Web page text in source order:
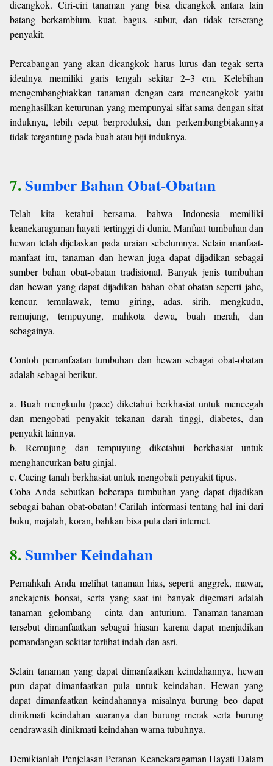
dicangkok. Ciri-ciri tanaman yang bisa dicangkok antara lain
batang berkambium, kuat, bagus, subur, dan tidak terserang
penyakit.
Percabangan yang akan dicangkok harus lurus dan tegak serta
idealnya memiliki garis tengah sekitar 2–3 cm. Kelebihan
mengembangbiakkan tanaman dengan cara mencangkok yaitu
menghasilkan keturunan yang mempunyai sifat sama dengan sifat
induknya, lebih cepat berproduksi, dan perkembangbiakannya
tidak tergantung pada buah atau biji induknya.
7.Sumber Bahan Obat-Obatan
Telah kita ketahui bersama, bahwa Indonesia memiliki
keanekaragaman hayati tertinggi di dunia. Manfaat tumbuhan dan
hewan telah dijelaskan pada uraian sebelumnya. Selain manfaat-
manfaat itu, tanaman dan hewan juga dapat dijadikan sebagai
sumber bahan obat-obatan tradisional. Banyak jenis tumbuhan
dan hewan yang dapat dijadikan bahan obat-obatan seperti jahe,
kencur, temulawak, temu giring, adas, sirih, mengkudu,
remujung, tempuyung, mahkota dewa, buah merah, dan
sebagainya.
Contoh pemanfaatan tumbuhan dan hewan sebagai obat-obatan
adalah sebagai berikut.
a. Buah mengkudu (pace) diketahui berkhasiat untuk mencegah
dan mengobati penyakit tekanan darah tinggi, diabetes, dan
penyakit lainnya.
b. Remujung dan tempuyung diketahui berkhasiat untuk
menghancurkan batu ginjal.
c. Cacing tanah berkhasiat untuk mengobati penyakit tipus.
Coba Anda sebutkan beberapa tumbuhan yang dapat dijadikan
sebagai bahan obat-obatan! Carilah informasi tentang hal ini dari
buku, majalah, koran, bahkan bisa pula dari internet.
8.Sumber Keindahan
Pernahkah Anda melihat tanaman hias, seperti anggrek, mawar,
anekajenis bonsai, serta yang saat ini banyak digemari adalah
tanaman gelombang cinta dan anturium. Tanaman-tanaman
tersebut dimanfaatkan sebagai hiasan karena dapat menjadikan
pemandangan sekitar terlihat indah dan asri.
Selain tanaman yang dapat dimanfaatkan keindahannya, hewan
pun dapat dimanfaatkan pula untuk keindahan. Hewan yang
dapat dimanfaatkan keindahannya misalnya burung beo dapat
dinikmati keindahan suaranya dan burung merak serta burung
cendrawasih dinikmati keindahan warna tubuhnya.
Demikianlah Penjelasan Peranan Keanekaragaman Hayati Dalam